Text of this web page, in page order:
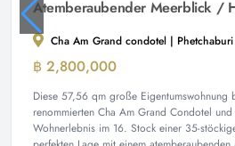
Cha Am Grand condotel | Phetchaburi
฿ 2,800,000
Diese 57,56 qm große Eigentumswohnung
renommierten Cha Am Grand Condotel
Wohnerlebnis im 16. Stock einer 35-